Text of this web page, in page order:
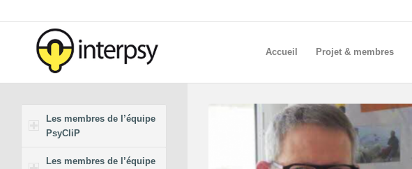
Accueil Projet & membres
Les membres de l’équipe
PsyCliP
Les membres de l’équipe